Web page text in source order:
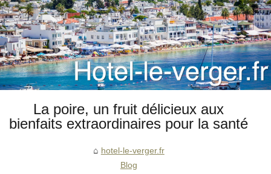
La poire, un fruit délicieux aux
bienfaits extraordinaires pour la santé
hotel-le-verger.fr
Blog